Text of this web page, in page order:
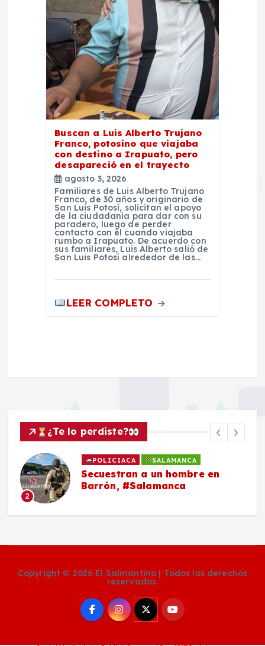
Buscan a Luis Alberto Trujano
Franco, potosino que viajaba
con destino a Irapuato, pero
desapareció en el trayecto
agosto 3, 2026
Familiares de Luis Alberto Trujano
Franco, de 30 años y originario de
San Luis Potosí, solicitan el apoyo
de la ciudadanía para dar con su
paradero, luego de perder
contacto con él cuando viajaba
rumbo a Irapuato. De acuerdo con
sus familiares, Luis Alberto salió de
San Luis Potosí alrededor de las…
LEER COMPLETO
¿Te lo perdiste?
2
POLICIACA SALAMANCA
Secuestran a un hombre en
Barrón, #Salamanca
Copyright © 2026 El Salmantino | Todos los derechos
reservados.